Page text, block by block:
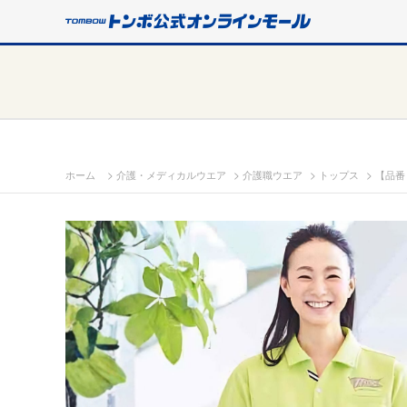
ホーム > 介護・メディカルウエア > 介護職ウエア > トップス > 【品